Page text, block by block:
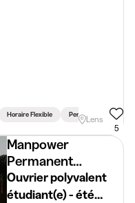
Horaire Flexible Permis Requis
Lens
5
Manpower
Permanent
Placement
Ouvrier polyvalent
étudiant(e) - été